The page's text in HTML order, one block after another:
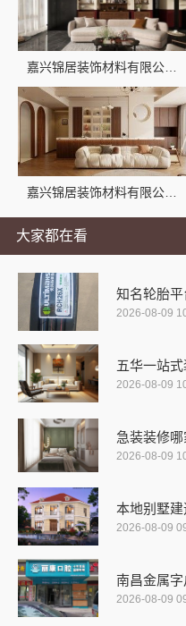
大家都在看
知名轮胎
2026-08-09
五华一站
2026-08-09
急装装修
2026-08-09
本地别墅
2026-08-09
南昌金属
2026-08-09